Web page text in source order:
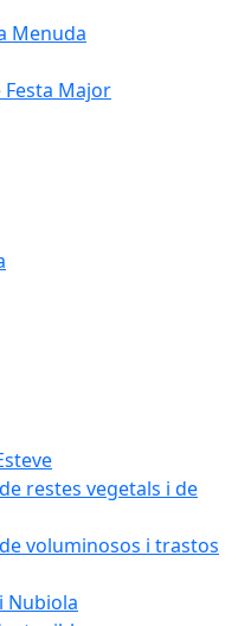
Menuda
Major
restes vegetals i de
voluminosos i trastos
Nubiola